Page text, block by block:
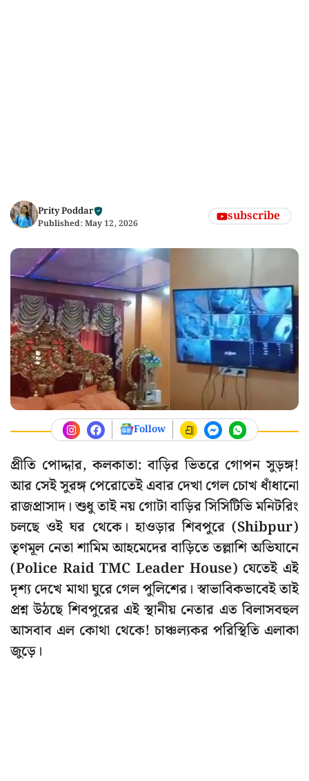
Prity Poddar
Published: May 12, 2026 subscribe
Follow
প্রীতি পোদ্দার, কলকাতা: বাড়ির ভিতরে গোপন সুড়ঙ্গ!
আর সেই সুরঙ্গ পেরোতেই এবার দেখা গেল চোখ ধাঁধানো
রাজপ্রাসাদ। শুধু তাই নয় গোটা বাড়ির সিসিটিভি মনিটরিং
চলছে ওই ঘর থেকে। হাওড়ার শিবপুরে (Shibpur)
তৃণমূল নেতা শামিম আহমেদের বাড়িতে তল্লাশি অভিযানে
(Police Raid TMC Leader House) যেতেই এই
দৃশ্য দেখে মাথা ঘুরে গেল পুলিশের। স্বাভাবিকভাবেই তাই
প্রশ্ন উঠছে শিবপুরের এই স্থানীয় নেতার এত বিলাসবহুল
আসবাব এল কোথা থেকে! চাঞ্চল্যকর পরিস্থিতি এলাকা
জুড়ে।